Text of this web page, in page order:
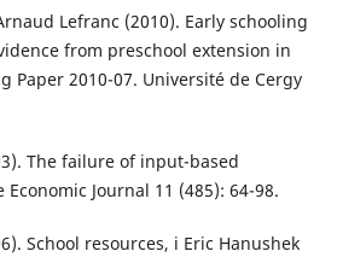
Lefranc (2010). Early schooling
from preschool extension in
Paper 2010-07. Université de Cergy
The failure of input-based
Journal 11 (485): 64-98.
School resources, i Eric Hanushek